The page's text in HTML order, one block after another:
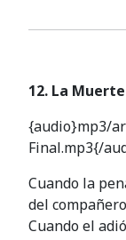
12. La
{audio}mp3/
Final.mp3{/
Cuando la
del
Cuando el